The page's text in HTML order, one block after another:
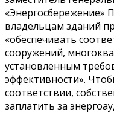
«Энергосбережение»
владельцам зданий
«обеспечивать
сооружений,
установленным
эффективности».
соответствии,
заплатить за